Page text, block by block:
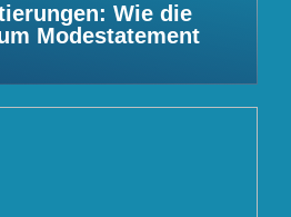
Wie die
Modestatement